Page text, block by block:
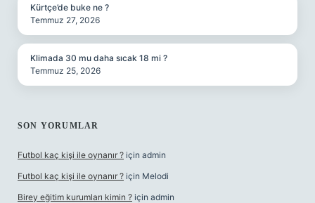
Kürtçe’de buke ne ?
Temmuz 27, 2026
Klimada 30 mu daha sıcak 18 mi ?
Temmuz 25, 2026
SON YORUMLAR
Futbol kaç kişi ile oynanır ? için admin
Futbol kaç kişi ile oynanır ? için Melodi
Birey eğitim kurumları kimin ? için admin